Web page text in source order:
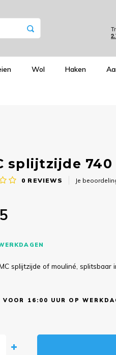
Wol Haken
splijtzijde 740
0 REVIEWS Je
splijtzijde of mouliné, splitsbaar
VOOR 16:00 UUR OP